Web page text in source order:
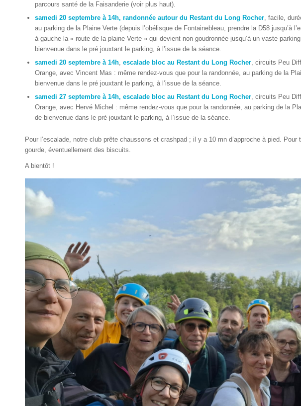
parcours santé de la Faisanderie (voir plus haut).
samedi 20 septembre à 14h, randonnée autour du Restant du Long Rocher , facile,
au parking de la Plaine Verte (depuis l’obélisque de Fontainebleau, prendre la D58 jusqu’à
à gauche la « route de la plaine Verte » qui devient non goudronnée jusqu’à un vaste
bienvenue dans le pré jouxtant le parking, à l’issue de la séance.
samedi 20 septembre à 14h escalade bloc au Restant du Long Rocher , circuits Peu
Orange, avec Vincent Mas : même rendez-vous que pour la randonnée, au parking de la
bienvenue dans le pré jouxtant le parking, à l’issue de la séance.
samedi 27 septembre à 14h, escalade bloc au Restant du Long Rocher , circuits Peu
Orange, avec Hervé Michel : même rendez-vous que pour la randonnée, au parking de la
de bienvenue dans le pré jouxtant le parking, à l’issue de la séance.
Pour l’escalade, notre club prête chaussons et crashpad ; il y a 10 mn d’approche à pied.
gourde, éventuellement des biscuits.
A bientôt !